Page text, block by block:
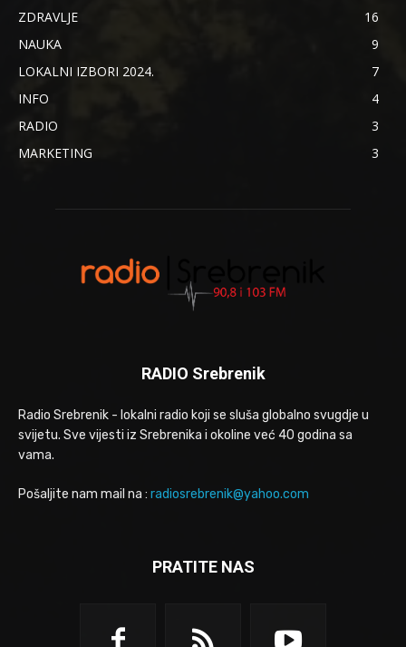
ZDRAVLJE
16
NAUKA
9
LOKALNI IZBORI 2024.
7
INFO
4
RADIO
3
MARKETING
3
RADIO Srebrenik
Radio Srebrenik - lokalni radio koji se sluša globalno svugdje u
svijetu. Sve vijesti iz Srebrenika i okoline već 40 godina sa
vama.
Pošaljite nam mail na : radiosrebrenik@yahoo.com
PRATITE NAS